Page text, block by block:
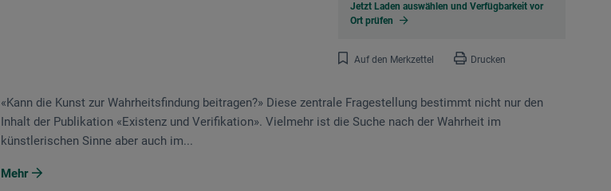
Jetzt Laden auswählen und Verfügbarkeit vor
Ort prüfen
Auf den Merkzettel Drucken
«Kann die Kunst zur Wahrheitsfindung beitragen?» Diese zentrale Fragestellung bestimmt nicht nur den
Inhalt der Publikation «Existenz und Verifikation». Vielmehr ist die Suche nach der Wahrheit im
künstlerischen Sinne aber auch im...
Mehr